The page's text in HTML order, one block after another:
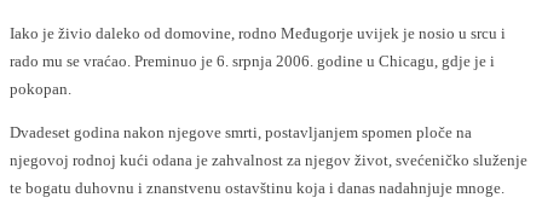
Iako je živio daleko od domovine, rodno Međugorje uvijek je nosio u srcu i
rado mu se vraćao. Preminuo je 6. srpnja 2006. godine u Chicagu, gdje je i
pokopan.
Dvadeset godina nakon njegove smrti, postavljanjem spomen ploče na
njegovoj rodnoj kući odana je zahvalnost za njegov život, svećeničko služenje
te bogatu duhovnu i znanstvenu ostavštinu koja i danas nadahnjuje mnoge.